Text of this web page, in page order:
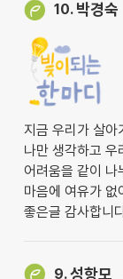
10. 박경숙
지금 우리가 살아
나만 생각하고
어려움을 같이
마음에 여유가 없
좋은글 감사합니
9.성항모